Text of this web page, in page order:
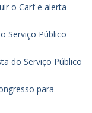
o Carf e alerta
Serviço Público
do Serviço Público
para